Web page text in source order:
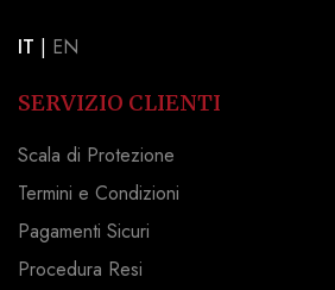
IT | EN
SERVIZIO CLIENTI
Scala di Protezione
Termini e Condizioni
Pagamenti Sicuri
Procedura Resi